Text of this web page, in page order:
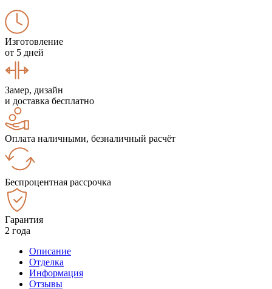
Изготовление
от 5 дней
Замер, дизайн
и доставка бесплатно
Оплата наличными, безналичный расчёт
Беспроцентная рассрочка
Гарантия
2 года
Описание
Отделка
Информация
Отзывы